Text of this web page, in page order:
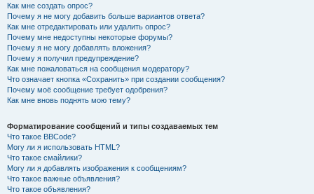
Как мне создать опрос?
Почему я не могу добавить больше вариантов ответа?
Как мне отредактировать или удалить опрос?
Почему мне недоступны некоторые форумы?
Почему я не могу добавлять вложения?
Почему я получил предупреждение?
Как мне пожаловаться на сообщения модератору?
Что означает кнопка «Сохранить» при создании сообщения?
Почему моё сообщение требует одобрения?
Как мне вновь поднять мою тему?
Форматирование сообщений и типы создаваемых тем
Что такое BBCode?
Могу ли я использовать HTML?
Что такое смайлики?
Могу ли я добавлять изображения к сообщениям?
Что такое важные объявления?
Что такое объявления?